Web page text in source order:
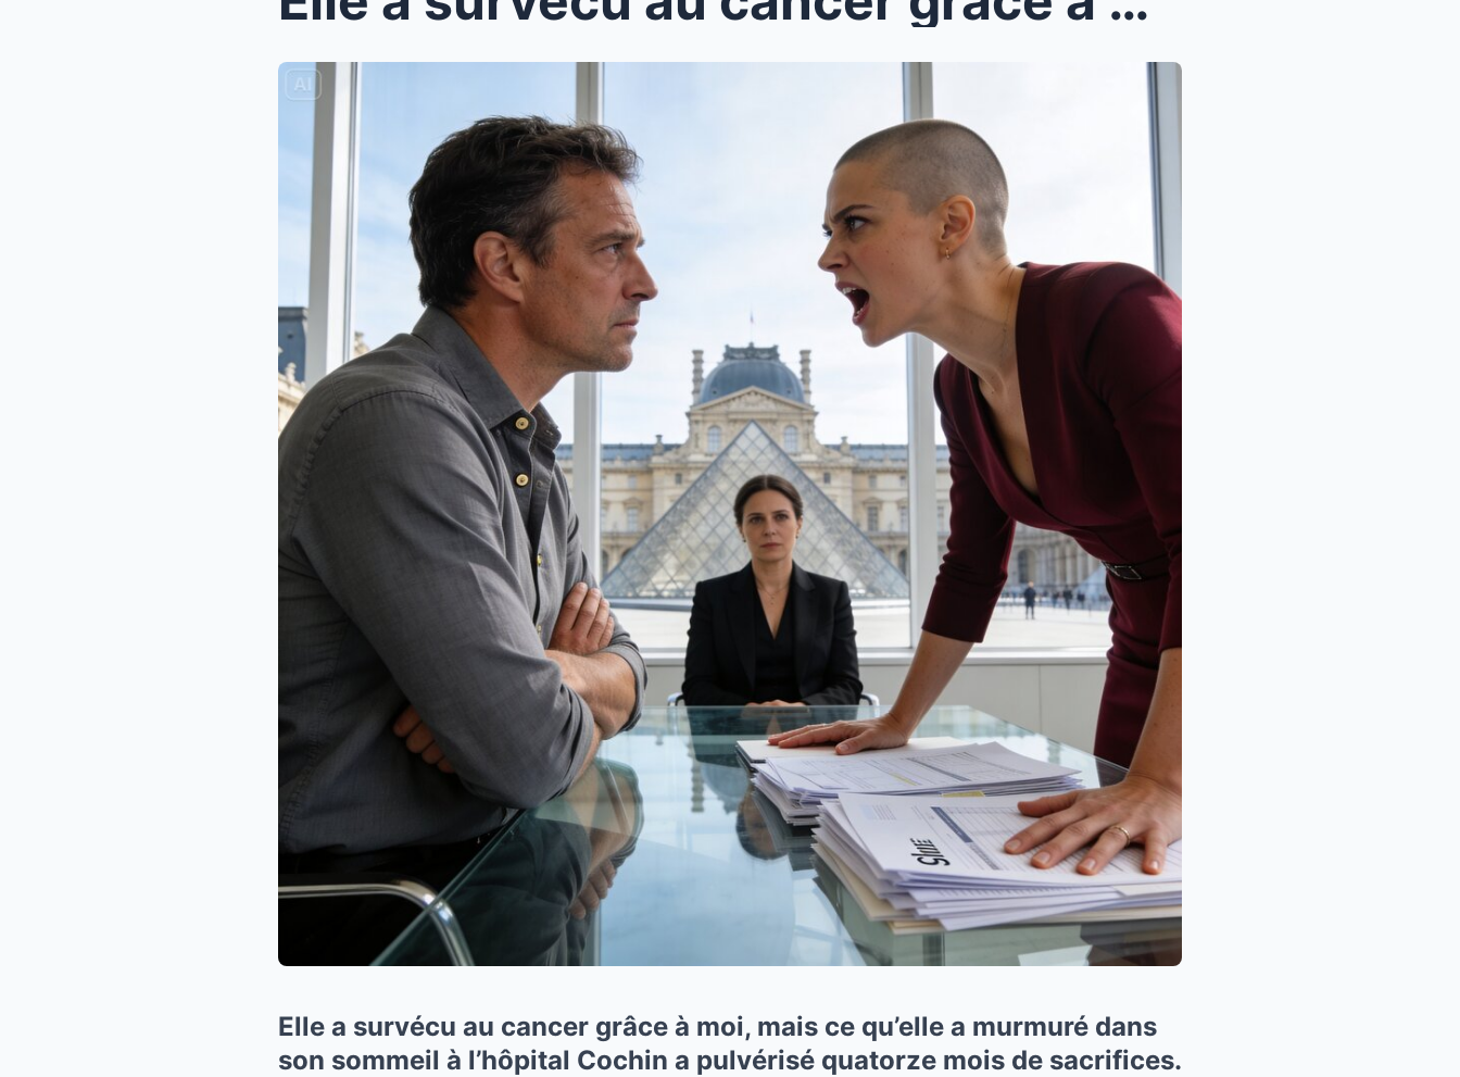
Elle a survécu au cancer grâce à moi, mais ce qu’elle a murmuré dans
son sommeil à l’hôpital Cochin a pulvérisé quatorze mois de sacrifices.